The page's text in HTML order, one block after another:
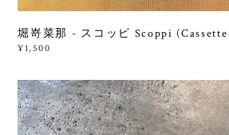
堀嵜菜那 - スコッピ Scoppi
¥1,500